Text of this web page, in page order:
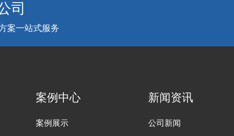
司
案一站式服务
案例中心
案例展示
新闻资讯
公司新闻